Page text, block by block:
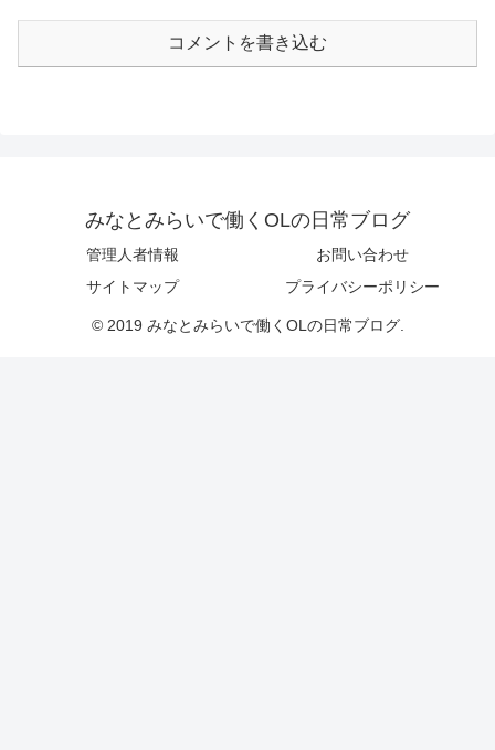
コメントを書き込む
みなとみらいで働くOLの日常ブログ
管理人者情報
お問い合わせ
サイトマップ
プライバシーポリシー
© 2019 みなとみらいで働くOLの日常ブログ.